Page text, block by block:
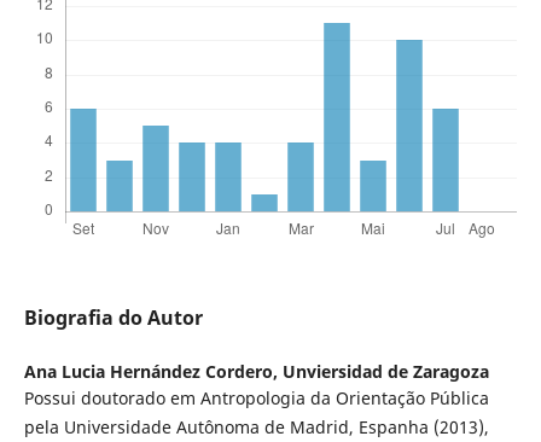
Biografia do Autor
Ana Lucia Hernández Cordero, Unviersidad de Zaragoza
Possui doutorado em Antropologia da Orientação Pública
pela Universidade Autônoma de Madrid, Espanha (2013),